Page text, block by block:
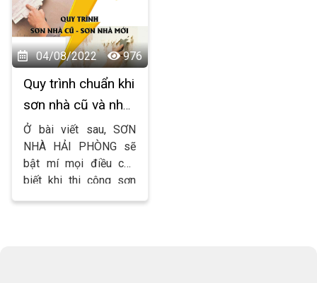
lượng sơn để sử dụng.
Sơn nhà Hải Phòng sẽ
giải đáp thắc mắc đó
cho mọi người.
04/08/2022
976
Quy trình chuẩn khi
sơn nhà cũ và nhà
mới của Sơn Nhà
Hải Phòng
Ở bài viết sau, SƠN
NHÀ HẢI PHÒNG sẽ
bật mí mọi điều cần
biết khi thi công sơn